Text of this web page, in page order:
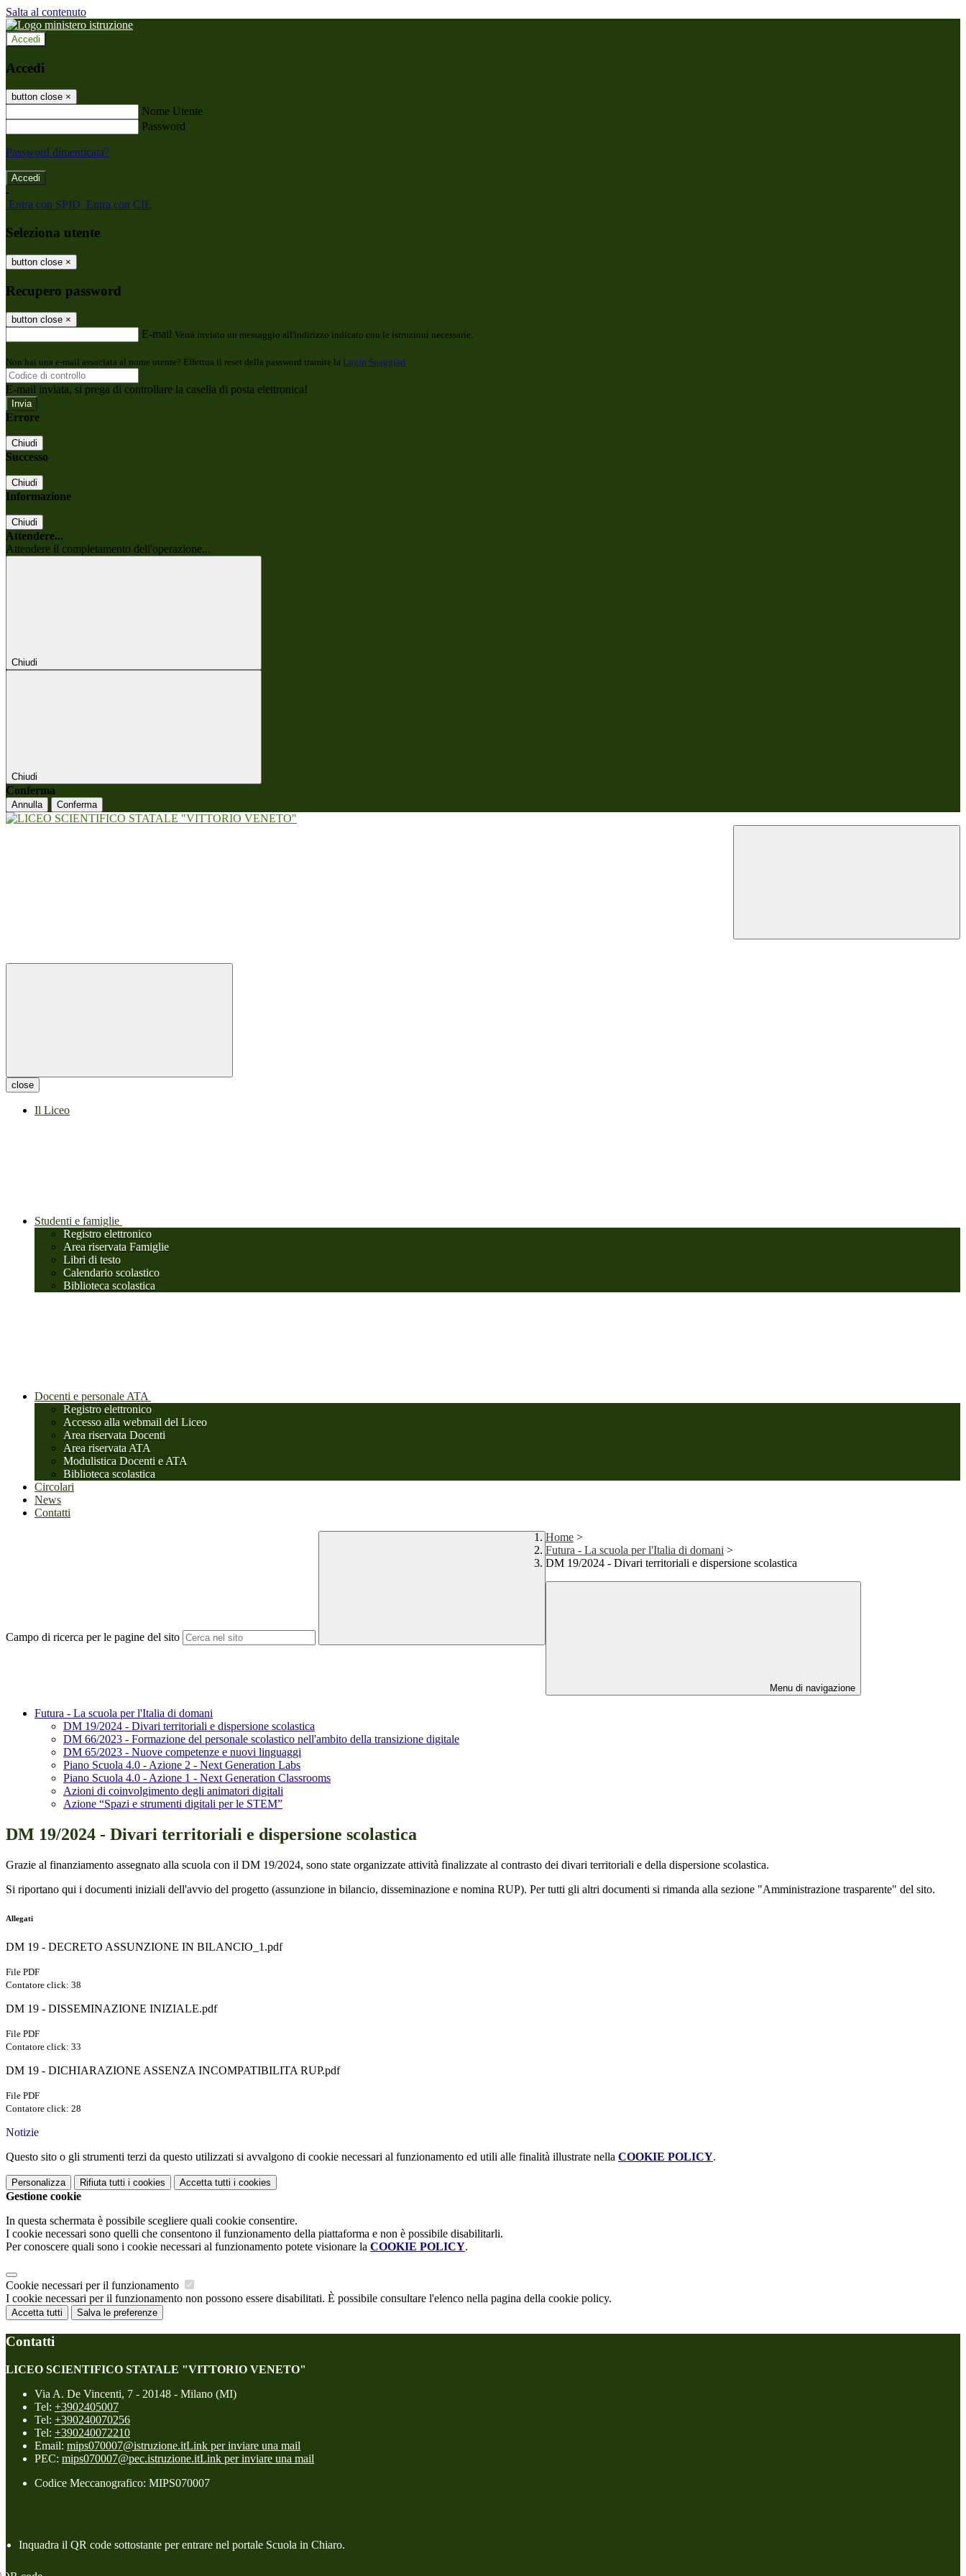
Salta al contenuto
Accedi
Accedi
button close ×
Nome Utente
Password
Password dimenticata?
-
Entra con SPID Entra con CIE
Seleziona utente
button close ×
Recupero password
button close ×
E-mail Verrà inviato un messaggio all'indirizzo indicato con le istruzioni necessarie.
Non hai una e-mail associata al nome utente? Effettua il reset della password tramite la Login Spaggiari
E-mail inviata, si prega di controllare la casella di posta elettronica!
Errore
Chiudi
Successo
Chiudi
Informazione
Chiudi
Attendere...
Attendere il completamento dell'operazione...
Chiudi
Chiudi
Conferma
Annulla Conferma
close
Il Liceo
Studenti e famiglie
Registro elettronico
Area riservata Famiglie
Libri di testo
Calendario scolastico
Biblioteca scolastica
Docenti e personale ATA
Registro elettronico
Accesso alla webmail del Liceo
Area riservata Docenti
Area riservata ATA
Modulistica Docenti e ATA
Biblioteca scolastica
Circolari
News
Contatti
Campo di ricerca per le pagine del sito
Home >
Futura - La scuola per l'Italia di domani >
DM 19/2024 - Divari territoriali e dispersione scolastica
Menu di navigazione
Futura - La scuola per l'Italia di domani
DM 19/2024 - Divari territoriali e dispersione scolastica
DM 66/2023 - Formazione del personale scolastico nell'ambito della transizione digitale
DM 65/2023 - Nuove competenze e nuovi linguaggi
Piano Scuola 4.0 - Azione 2 - Next Generation Labs
Piano Scuola 4.0 - Azione 1 - Next Generation Classrooms
Azioni di coinvolgimento degli animatori digitali
Azione “Spazi e strumenti digitali per le STEM”
DM 19/2024 - Divari territoriali e dispersione scolastica
Grazie al finanziamento assegnato alla scuola con il DM 19/2024, sono state organizzate attività finalizzate al contrasto dei divari territoriali e della dispersione scolastica.
Si riportano qui i documenti iniziali dell'avvio del progetto (assunzione in bilancio, disseminazione e nomina RUP). Per tutti gli altri documenti si rimanda alla sezione "Amministrazione trasparente" del sito.
Allegati
DM 19 - DECRETO ASSUNZIONE IN BILANCIO_1.pdf
File PDF
Contatore click: 38
DM 19 - DISSEMINAZIONE INIZIALE.pdf
File PDF
Contatore click: 33
DM 19 - DICHIARAZIONE ASSENZA INCOMPATIBILITA RUP.pdf
File PDF
Contatore click: 28
Notizie
Questo sito o gli strumenti terzi da questo utilizzati si avvalgono di cookie necessari al funzionamento ed utili alle finalità illustrate nella COOKIE POLICY.
Personalizza Rifiuta tutti i cookies Accetta tutti i cookies
Gestione cookie
In questa schermata è possibile scegliere quali cookie consentire.
I cookie necessari sono quelli che consentono il funzionamento della piattaforma e non è possibile disabilitarli.
Per conoscere quali sono i cookie necessari al funzionamento potete visionare la COOKIE POLICY.
Cookie necessari per il funzionamento
I cookie necessari per il funzionamento non possono essere disabilitati. È possibile consultare l'elenco nella pagina della cookie policy.
Accetta tutti Salva le preferenze
Contatti
LICEO SCIENTIFICO STATALE "VITTORIO VENETO"
Via A. De Vincenti, 7 - 20148 - Milano (MI)
Tel: +3902405007
Tel: +390240070256
Tel: +390240072210
Email: mips070007@istruzione.itLink per inviare una mail
PEC: mips070007@pec.istruzione.itLink per inviare una mail
Codice Meccanografico: MIPS070007
Inquadra il QR code sottostante per entrare nel portale Scuola in Chiaro.